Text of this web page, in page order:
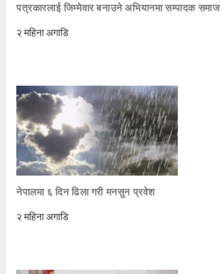
पत्रकारलाई जिम्मेवार बनाउने अभियानमा सम्पादक समाज
२ महिना अगाडि
नेपालमा ६ दिन ढिला गरी मनसुन प्रवेश
२ महिना अगाडि